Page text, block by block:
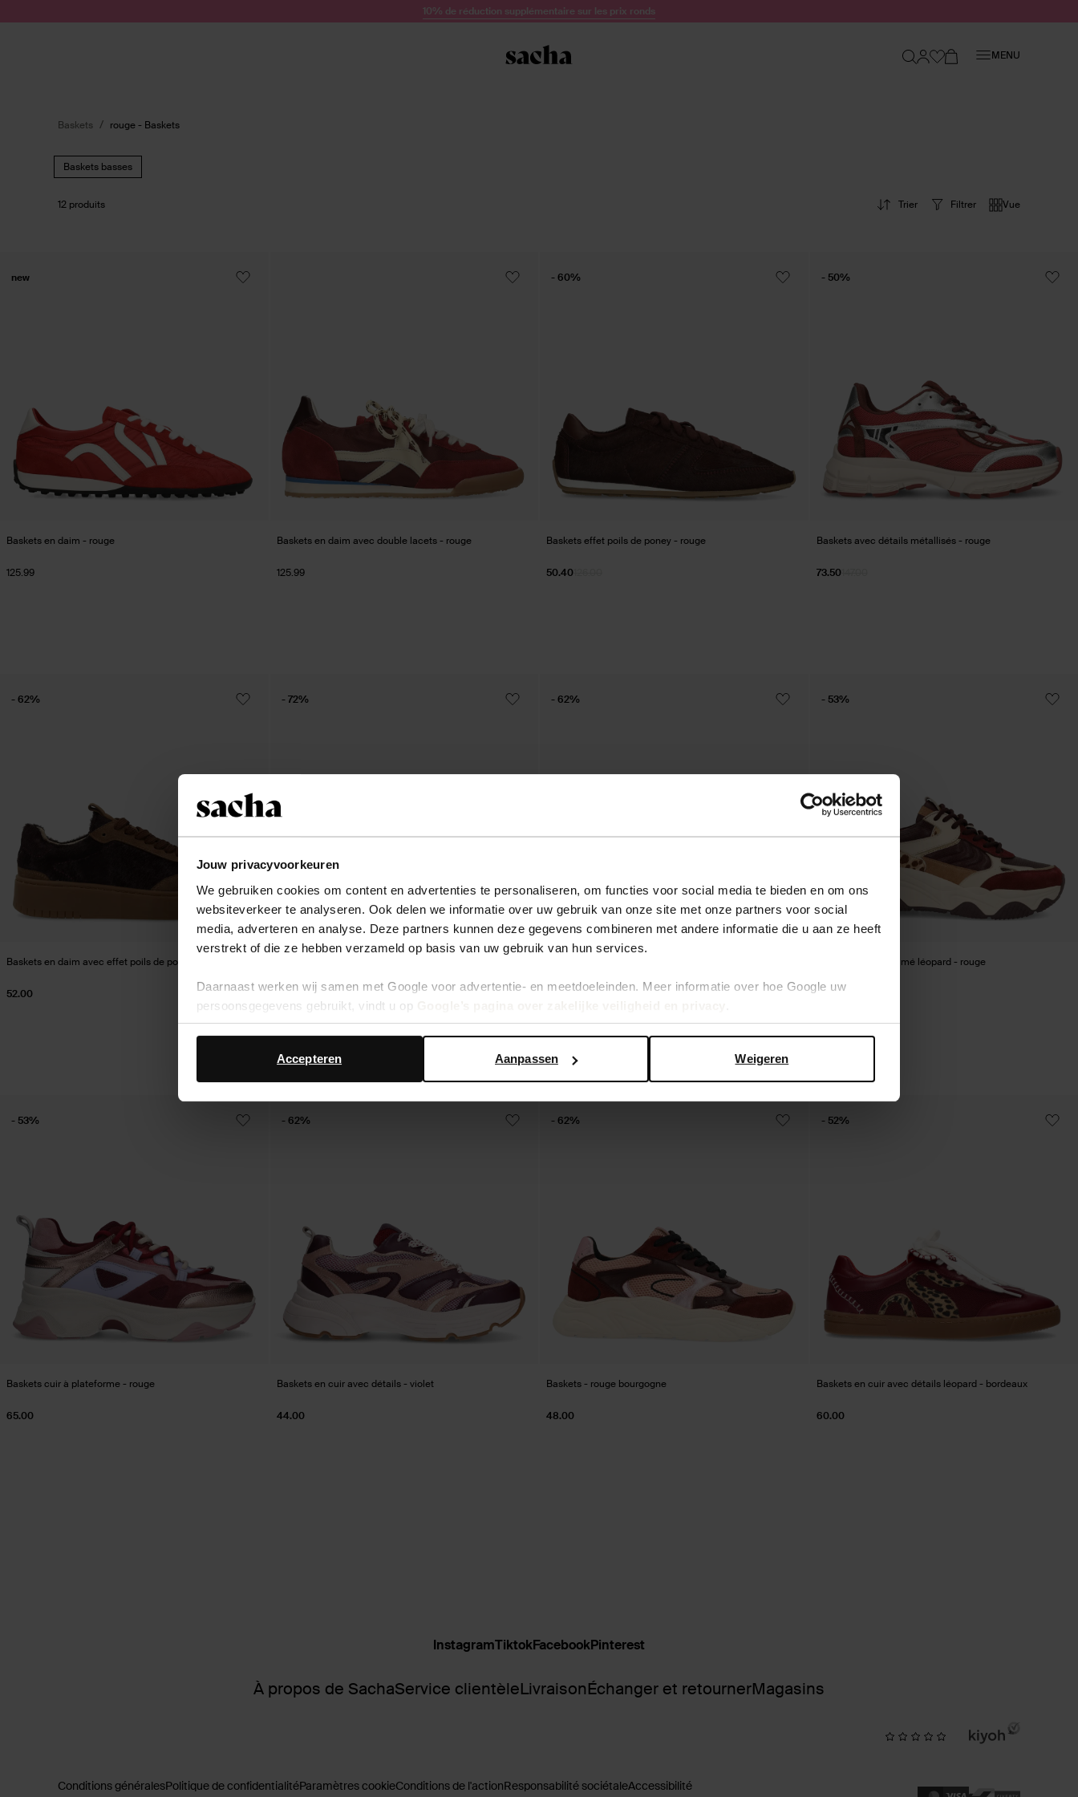
Jouw privacyvoorkeuren
We gebruiken cookies om content en advertenties te personaliseren, om functies voor social media te bieden en om ons
websiteverkeer te analyseren. Ook delen we informatie over uw gebruik van onze site met onze partners voor social
media, adverteren en analyse. Deze partners kunnen deze gegevens combineren met andere informatie die u aan ze heeft
verstrekt of die ze hebben verzameld op basis van uw gebruik van hun services.
Daarnaast werken wij samen met Google voor advertentie- en meetdoeleinden. Meer informatie over hoe Google uw
persoonsgegevens gebruikt, vindt u op
Weigeren
Aanpassen
Accepteren
10% de réduction supplémentaire sur les prix ronds
MENU
Baskets rouge - Baskets
Baskets basses
Filtrer Vue
12 produits Trier
Baskets en daim - rouge
125.99
new
Baskets en daim avec double lacets - rouge
125.99
Baskets effet poils de poney - rouge
50.40
- 60%
Baskets avec détails métallisés - rouge
147.00
73.50
- 50%
Baskets en daim avec effet poils de poney - marron
52.00
- 62%
33.00
- 72%
44.00
- 62%
Baskets avec imprimé léopard - rouge
65.00
- 53%
Baskets cuir à plateforme - rouge
65.00
- 53%
Baskets en cuir avec détails - violet
44.00
- 62%
Baskets - rouge bourgogne
48.00
- 62%
Baskets en cuir avec détails léopard - bordeaux
60.00
- 52%
À propos de SachaService clientèleLivraisonÉchanger et retournerMagasins
InstagramTiktokFacebookPinterest
Conditions généralesPolitique de confidentialitéParamètres cookieConditions de l'actionResponsabilité sociétaleAccessibilité